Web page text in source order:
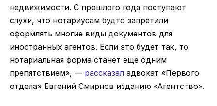
недвижимости. С прошлого года поступают
слухи, что нотариусам будто запретили
оформлять многие виды документов для
иностранных агентов. Если это будет так, то
нотариальная форма станет еще одним
препятствием», — рассказал адвокат «Первого
отдела» Евгений Смирнов изданию «Агентство».